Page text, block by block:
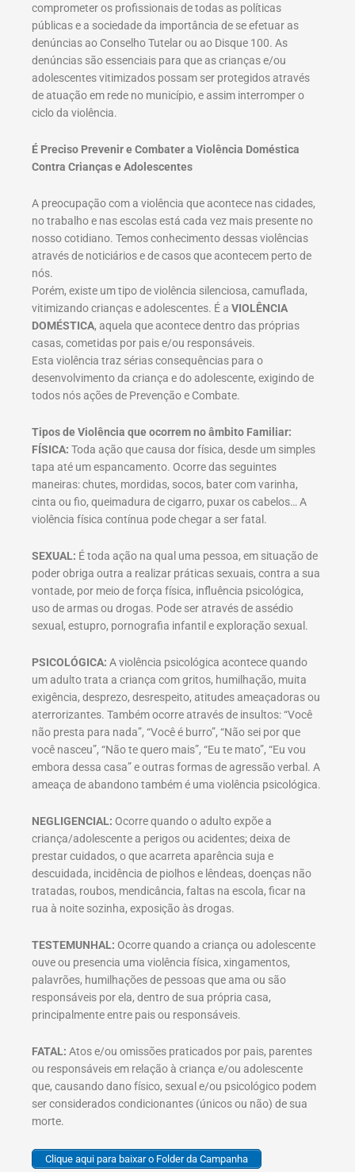
comprometer os profissionais de todas as políticas
públicas e a sociedade da importância de se efetuar as
denúncias ao Conselho Tutelar ou ao Disque 100. As
denúncias são essenciais para que as crianças e/ou
adolescentes vitimizados possam ser protegidos através
de atuação em rede no município, e assim interromper o
ciclo da violência.
É Preciso Prevenir e Combater a Violência Doméstica
Contra Crianças e Adolescentes
A preocupação com a violência que acontece nas cidades,
no trabalho e nas escolas está cada vez mais presente no
nosso cotidiano. Temos conhecimento dessas violências
através de noticiários e de casos que acontecem perto de
nós.
Porém, existe um tipo de violência silenciosa, camuflada,
vitimizando crianças e adolescentes. É a VIOLÊNCIA
DOMÉSTICA, aquela que acontece dentro das próprias
casas, cometidas por pais e/ou responsáveis.
Esta violência traz sérias consequências para o
desenvolvimento da criança e do adolescente, exigindo de
todos nós ações de Prevenção e Combate.
Tipos de Violência que ocorrem no âmbito Familiar:
FÍSICA: Toda ação que causa dor física, desde um simples
tapa até um espancamento. Ocorre das seguintes
maneiras: chutes, mordidas, socos, bater com varinha,
cinta ou fio, queimadura de cigarro, puxar os cabelos… A
violência física contínua pode chegar a ser fatal.
SEXUAL: É toda ação na qual uma pessoa, em situação de
poder obriga outra a realizar práticas sexuais, contra a sua
vontade, por meio de força física, influência psicológica,
uso de armas ou drogas. Pode ser através de assédio
sexual, estupro, pornografia infantil e exploração sexual.
PSICOLÓGICA: A violência psicológica acontece quando
um adulto trata a criança com gritos, humilhação, muita
exigência, desprezo, desrespeito, atitudes ameaçadoras ou
aterrorizantes. Também ocorre através de insultos: “Você
não presta para nada”, “Você é burro”, “Não sei por que
você nasceu”, “Não te quero mais”, “Eu te mato”, “Eu vou
embora dessa casa” e outras formas de agressão verbal. A
ameaça de abandono também é uma violência psicológica.
NEGLIGENCIAL: Ocorre quando o adulto expõe a
criança/adolescente a perigos ou acidentes; deixa de
prestar cuidados, o que acarreta aparência suja e
descuidada, incidência de piolhos e lêndeas, doenças não
tratadas, roubos, mendicância, faltas na escola, ficar na
rua à noite sozinha, exposição às drogas.
TESTEMUNHAL: Ocorre quando a criança ou adolescente
ouve ou presencia uma violência física, xingamentos,
palavrões, humilhações de pessoas que ama ou são
responsáveis por ela, dentro de sua própria casa,
principalmente entre pais ou responsáveis.
FATAL: Atos e/ou omissões praticados por pais, parentes
ou responsáveis em relação à criança e/ou adolescente
que, causando dano físico, sexual e/ou psicológico podem
ser considerados condicionantes (únicos ou não) de sua
morte.
Clique aqui para baixar o Folder da Campanha